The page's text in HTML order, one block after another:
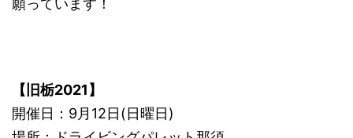
願っています！
【旧栃2021】
開催日：9月12日(日曜日)